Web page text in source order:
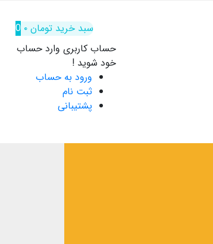
سبد خرید تومان۰
0
حساب کاربری وارد حساب
خود شوید !
ورود به حساب
ثبت نام
پشتیبانی